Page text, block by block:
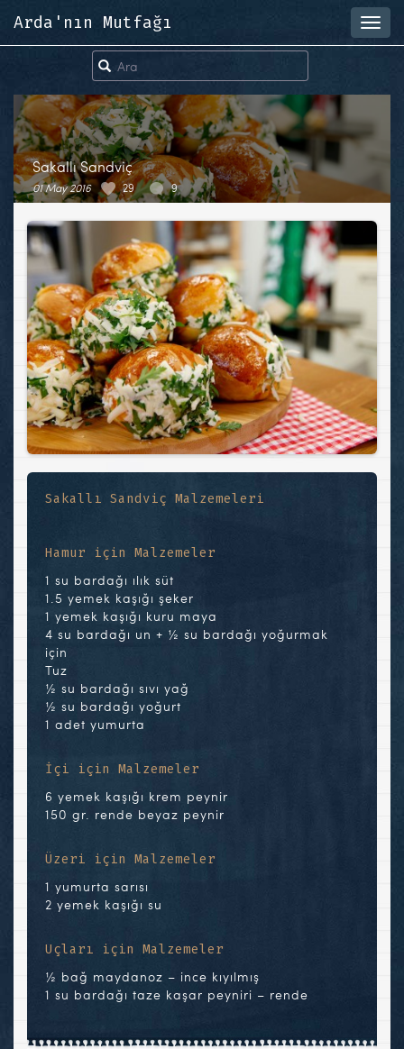
Arda'nın Mutfağı
Sakallı Sandviç
01 May 2016 29 9
Sakallı Sandviç Malzemeleri
Hamur için Malzemeler
1 su bardağı ılık süt
1.5 yemek kaşığı şeker
1 yemek kaşığı kuru maya
4 su bardağı un + ½ su bardağı yoğurmak
için
Tuz
½ su bardağı sıvı yağ
½ su bardağı yoğurt
1 adet yumurta
İçi için Malzemeler
6 yemek kaşığı krem peynir
150 gr. rende beyaz peynir
Üzeri için Malzemeler
1 yumurta sarısı
2 yemek kaşığı su
Uçları için Malzemeler
½ bağ maydanoz – ince kıyılmış
1 su bardağı taze kaşar peyniri – rende